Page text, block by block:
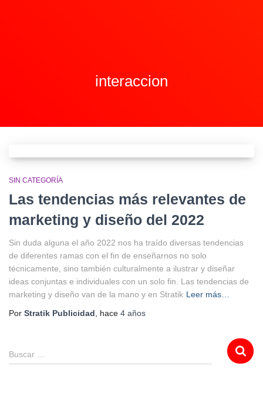
interaccion
SIN CATEGORÍA
Las tendencias más relevantes de
marketing y diseño del 2022
Sin duda alguna el año 2022 nos ha traído diversas tendencias
de diferentes ramas con el fin de enseñarnos no solo
técnicamente, sino también culturalmente a ilustrar y diseñar
ideas conjuntas e individuales con un solo fin. Las tendencias de
marketing y diseño van de la mano y en Stratik Leer más…
Por Stratik Publicidad , hace 4 años
Buscar …